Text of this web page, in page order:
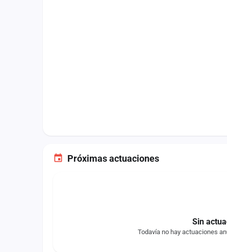
Próximas actuaciones
Sin
Todavía no hay actuaciones